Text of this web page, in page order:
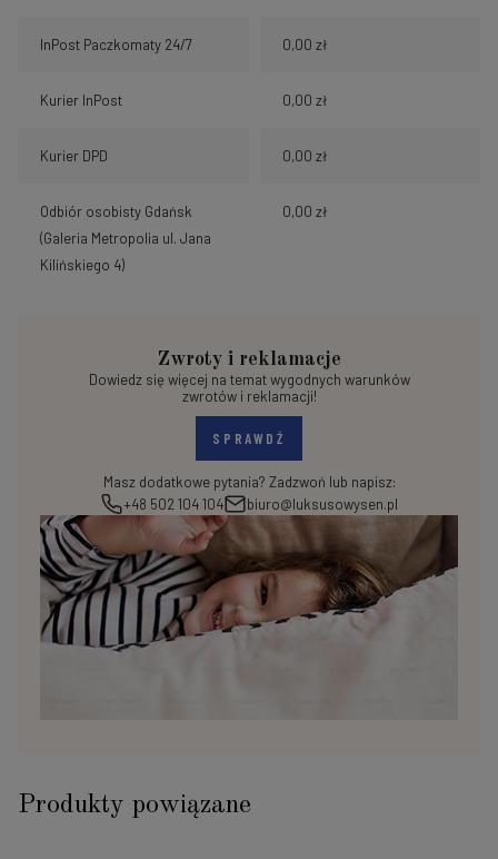
InPost Paczkomaty 24/7 0,00 zł
Kurier InPost 0,00 zł
Kurier DPD 0,00 zł
Odbiór osobisty Gdańsk
(Galeria Metropolia ul. Jana
Kilińskiego 4)
0,00 zł
Zwroty i reklamacje
Dowiedz się więcej na temat wygodnych warunków
zwrotów i reklamacji!
SPRAWDŹ
Masz dodatkowe pytania? Zadzwoń lub napisz:
+48 502 104 104
biuro@luksusowysen.pl
Produkty powiązane